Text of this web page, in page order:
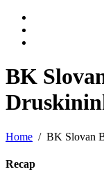
BK
Home BK Slovan
Recap